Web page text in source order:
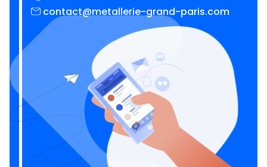
contact@metallerie-grand-paris.com